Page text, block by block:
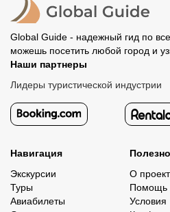
Global Guide - надежный гид по
можешь посетить любой город и
Наши партнеры
Лидеры туристической индустрии
Навигация
Экскурсии
Туры
Авиабилеты
О
Помощь
Условия